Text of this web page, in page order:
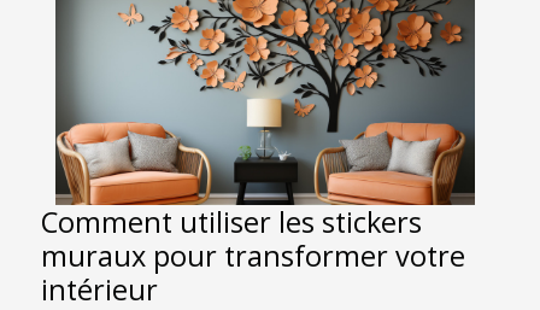
Comment utiliser les stickers
muraux pour transformer votre
intérieur